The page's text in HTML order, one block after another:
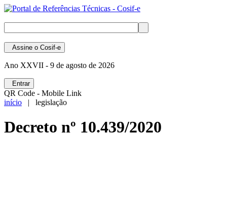
Assine o Cosif-e
Ano XXVII - 9 de agosto de 2026
Entrar
QR Code - Mobile Link
início | legislação
Decreto nº 10.439/2020